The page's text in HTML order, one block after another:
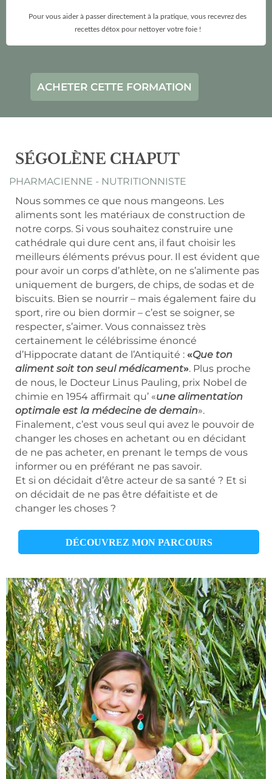
Pour vous aider à passer directement à la pratique, vous recevrez des
recettes détox pour nettoyer votre foie !
ACHETER CETTE FORMATION
SÉGOLÈNE CHAPUT
PHARMACIENNE - NUTRITIONNISTE
Nous sommes ce que nous mangeons. Les
aliments sont les matériaux de construction de
notre corps. Si vous souhaitez construire une
cathédrale qui dure cent ans, il faut choisir les
meilleurs éléments prévus pour. Il est évident que
pour avoir un corps d’athlète, on ne s’alimente pas
uniquement de burgers, de chips, de sodas et de
biscuits. Bien se nourrir – mais également faire du
sport, rire ou bien dormir – c’est se soigner, se
respecter, s’aimer. Vous connaissez très
certainement le célébrissime énoncé
d’Hippocrate datant de l’Antiquité : «Que ton
aliment soit ton seul médicament». Plus proche
de nous, le Docteur Linus Pauling, prix Nobel de
chimie en 1954 affirmait qu’ «une alimentation
optimale est la médecine de demain».
Finalement, c’est vous seul qui avez le pouvoir de
changer les choses en achetant ou en décidant
de ne pas acheter, en prenant le temps de vous
informer ou en préférant ne pas savoir.
Et si on décidait d’être acteur de sa santé ? Et si
on décidait de ne pas être défaitiste et de
changer les choses ?
DÉCOUVREZ MON PARCOURS